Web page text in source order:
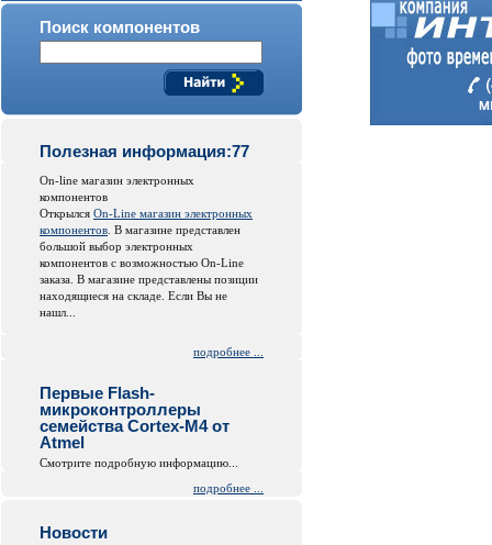
Поиск компонентов
Полезная информация:77
On-line магазин электронных
компонентов
Открылся On-Line магазин электронных
компонентов . В магазине представлен
большой выбор электронных
компонентов с возможностью On-Line
заказа. В магазине представлены позиции
находящиеся на складе. Если Вы не
нашл...
подробнее ...
Первые Flash-
микроконтроллеры
семейства Cortex-M4 от
Atmel
Смотрите подробную информацию...
подробнее ...
Новости